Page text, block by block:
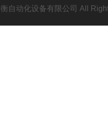
自动化设备有限公司 All